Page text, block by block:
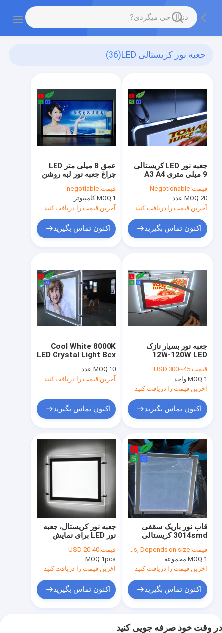
جعبه نور کریستالی LED (36)
عمق 8 میلی متر LED
چراغ جعبه نور لبه روشن
قیمت:negotiable
MOQ:1 کامپیوتر
آخرین قیمت را دریافت کنید
اکنون تماس بگیرید
جعبه نور LED کریستالی
9 میلی متری A3 A4
قیمت:Negotionable
MOQ:20 عدد
آخرین قیمت را دریافت کنید
اکنون تماس بگیرید
Cool White 8000K
LED Crystal Light Box
MOQ:10 عدد
آخرین قیمت را دریافت کنید
اکنون تماس بگیرید
جعبه نور بسیار نازک
12W-120W LED
سیستم آویزان تک کابلی
قیمت:45~300 USD
MOQ:1 واحد
آخرین قیمت را دریافت کنید
اکنون تماس بگیرید
جعبه نور کریستال، جعبه
نور LED برای نمایش
قیمت:USD 20-40
MOQ:1pcs
آخرین قیمت را دریافت کنید
اکنون تماس بگیرید
قاب نور باریک سقفی
3014smd کریستالی
قیمت:USD 40~500/ Pcs, Depends on size
MOQ:1 مجموعه
آخرین قیمت را دریافت کنید
اکنون تماس بگیرید
در وقت خود صرفه جویی کنید